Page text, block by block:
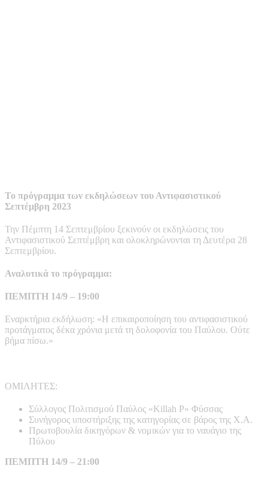
Το πρόγραμμα των εκδηλώσεων του Αντιφασιστικού
Σεπτέμβρη 2023
Την Πέμπτη 14 Σεπτεμβρίου ξεκινούν οι εκδηλώσεις του
Αντιφασιστικού Σεπτέμβρη και ολοκληρώνονται τη Δευτέρα 28
Σεπτεμβρίου.
Αναλυτικά το πρόγραμμα:
ΠΕΜΠΤΗ 14/9 – 19:00
Εναρκτήρια εκδήλωση: «Η επικαιροποίηση του αντιφασιστικού
προτάγματος δέκα χρόνια μετά τη δολοφονία του Παύλου. Ούτε
βήμα πίσω.»
ΟΜΙΛΗΤΕΣ:
Σύλλογος Πολιτισμού Παύλος «Killah P» Φύσσας
Συνήγορος υποστήριξης της κατηγορίας σε βάρος της Χ.Α.
Πρωτοβουλία δικηγόρων & νομικών για το ναυάγιο της
Πύλου
ΠΕΜΠΤΗ 14/9 – 21:00